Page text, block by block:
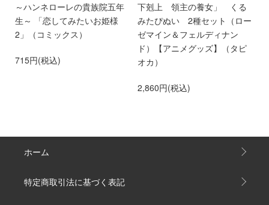
～ハンネローレの貴族院五年
生～ 「恋してみたいお姫様
2」（コミックス）
715円(税込)
下剋上 領主の養女」 くる
みたぴぬい 2種セット（ロー
ゼマイン＆フェルディナン
ド）【アニメグッズ】（タピ
オカ）
2,860円(税込)
ホーム
特定商取引法に基づく表記